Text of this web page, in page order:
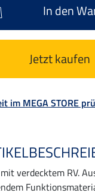
In den
Jetzt kaufen
im MEGA STORE
verdecktem RV.